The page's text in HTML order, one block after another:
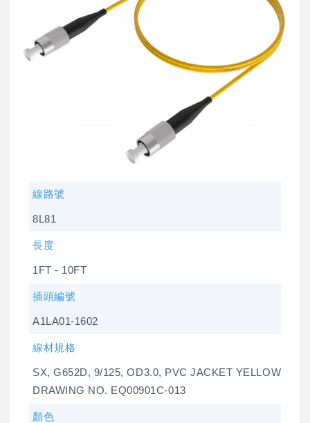
線路號
8L81
長度
1FT - 10FT
插頭編號
A1LA01-1602
線材規格
SX, G652D, 9/125, OD3.0, PVC JACKET YELLOW
DRAWING NO. EQ00901C-013
顏色